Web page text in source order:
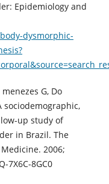
Epidemiology and
dysmorphic-
G, Do
sociodemographic,
up study of
in Brazil. The
2006;
7X6C-8GC0